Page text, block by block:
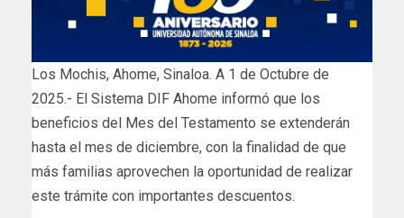
Los Mochis, Ahome, Sinaloa. A 1 de Octubre de
2025.- El Sistema DIF Ahome informó que los
beneficios del Mes del Testamento se extenderán
hasta el mes de diciembre, con la finalidad de que
más familias aprovechen la oportunidad de realizar
este trámite con importantes descuentos.